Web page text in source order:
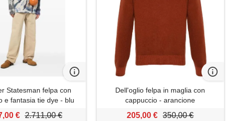
Statesman felpa con
e fantasia tie dye - blu
€ 2.711,00 €
Dell'oglio felpa in maglia con
cappuccio - arancione
205,00 € 350,00 €